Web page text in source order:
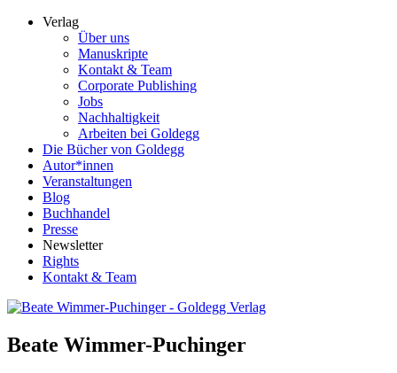
Verlag
Über uns
Manuskripte
Kontakt & Team
Corporate Publishing
Jobs
Nachhaltigkeit
Arbeiten bei Goldegg
Die Bücher von Goldegg
Autor*innen
Veranstaltungen
Blog
Buchhandel
Presse
Newsletter
Rights
Kontakt & Team
Beate Wimmer-Puchinger